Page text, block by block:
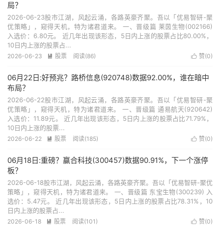
局？
2026-06-23股市江湖，风起云涌，各路英豪齐聚。吾以「优易智研-聚
优策略」，窥得天机，特为诸君道来。 一、晋级篇 莱茵生物(002166)
入选价：6.80元。 近几年出现该形态，5日内上涨的股票占比80.00%，
10日内上涨的股票占...
 赞(0)
2026-06-23  股票 阅读(86)
06月22日:好预兆？路桥信息(920748)数据92.00%，谁在暗中
布局？
2026-06-22股市江湖，风起云涌，各路英豪齐聚。吾以「优易智研-聚
优策略」，窥得天机，特为诸君道来。 一、晋级篇 通易航天(920642)
入选价：11.89元。 近几年出现该形态，5日内上涨的股票占比71.79%，
10日内上涨的股票...
 赞(0)
2026-06-22  股票 阅读(185)
06月18日:重磅？赢合科技(300457)数据90.91%，下一个涨停
板？
2026-06-18股市江湖，风起云涌，各路英豪齐聚。吾以「优易智研-聚优
策略」，窥得天机，特为诸君道来。 一、晋级篇 东宝生物(300239) 入
选价：5.47元。 近几年出现该形态，5日内上涨的股票占比78.31%，10
日内上涨的股票占...
 赞(0)
2026-06-18  股票 阅读(101)